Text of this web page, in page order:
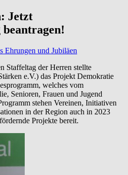
Jetzt
Ehrungen und Jubiläen
Staffeltag der Herren stellte
e.V.) das Projekt Demokratie
welches vom
Senioren, Frauen und Jugend
stehen Vereinen, Initiativen
in der Region auch in 2023
Projekte bereit.